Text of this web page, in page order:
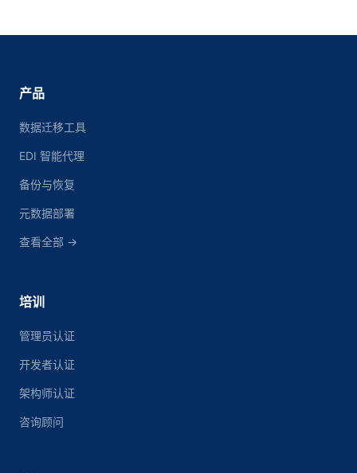
产品
数据迁移工具
EDI 智能代理
备份与恢复
元数据部署
查看全部 →
培训
管理员认证
开发者认证
架构师认证
咨询顾问